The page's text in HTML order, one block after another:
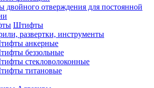
двойного отверждения для постоянной
Штифты
развертки, инструменты
анкерные
беззольные
стекловолоконные
титановые